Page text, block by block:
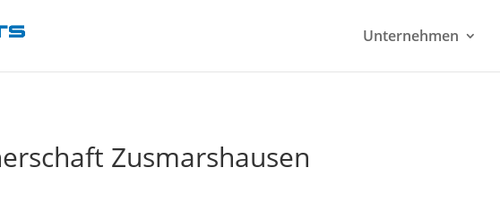
Unternehmen
Zusmarshausen